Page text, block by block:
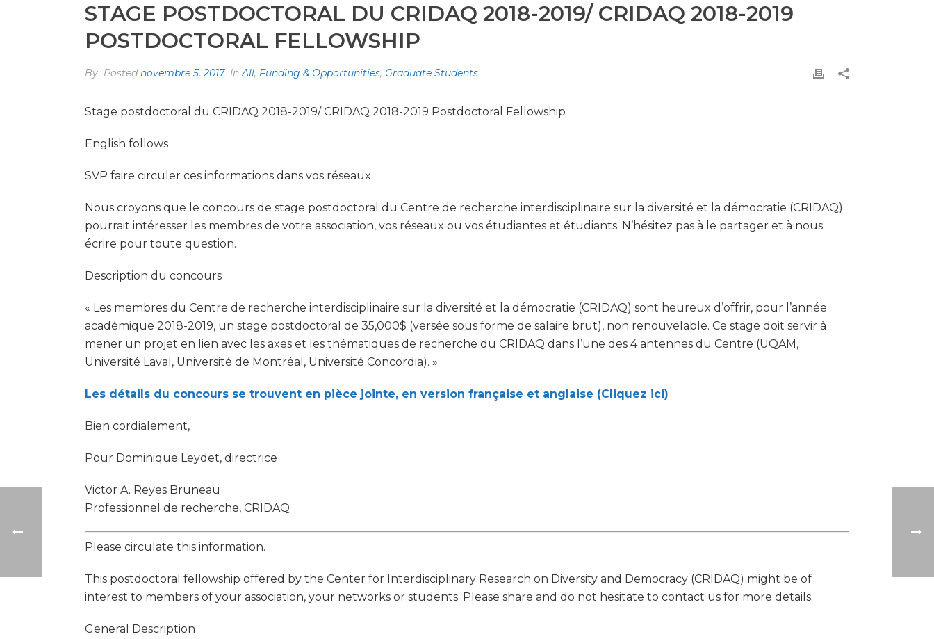
STAGE POSTDOCTORAL DU CRIDAQ 2018-2019/ CRIDAQ 2018-2019
POSTDOCTORAL FELLOWSHIP
By Postednovembre 5, 2017 InAll, Funding & Opportunities, Graduate Students
Stage postdoctoral du CRIDAQ 2018-2019/ CRIDAQ 2018-2019 Postdoctoral Fellowship
English follows
SVP faire circuler ces informations dans vos réseaux.
Nous croyons que le concours de stage postdoctoral du Centre de recherche interdisciplinaire sur la diversité et la démocratie (CRIDAQ)
pourrait intéresser les membres de votre association, vos réseaux ou vos étudiantes et étudiants. N’hésitez pas à le partager et à nous
écrire pour toute question.
Description du concours
« Les membres du Centre de recherche interdisciplinaire sur la diversité et la démocratie (CRIDAQ) sont heureux d’offrir, pour l’année
académique 2018-2019, un stage postdoctoral de 35,000$ (versée sous forme de salaire brut), non renouvelable. Ce stage doit servir à
mener un projet en lien avec les axes et les thématiques de recherche du CRIDAQ dans l’une des 4 antennes du Centre (UQAM,
Université Laval, Université de Montréal, Université Concordia). »
Les détails du concours se trouvent en pièce jointe, en version française et anglaise (Cliquez ici)
Bien cordialement,
Pour Dominique Leydet, directrice
Victor A. Reyes Bruneau
Professionnel de recherche, CRIDAQ
Please circulate this information.
This postdoctoral fellowship offered by the Center for Interdisciplinary Research on Diversity and Democracy (CRIDAQ) might be of
interest to members of your association, your networks or students. Please share and do not hesitate to contact us for more details.
General Description